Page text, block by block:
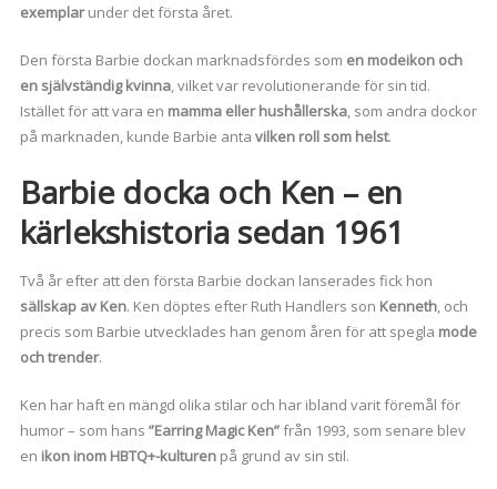
exemplarunder det första året.
Den första Barbie dockan marknadsfördes som en modeikon och
en självständig kvinna, vilket var revolutionerande för sin tid.
Istället för att vara en mamma eller hushållerska, som andra dockor
på marknaden, kunde Barbie anta vilken roll som helst.
Barbie docka och Ken – en
kärlekshistoria sedan 1961
Två år efter att den första Barbie dockan lanserades fick hon
sällskap av Ken. Ken döptes efter Ruth Handlers son Kenneth, och
precis som Barbie utvecklades han genom åren för att spegla mode
och trender.
Ken har haft en mängd olika stilar och har ibland varit föremål för
humor – som hans ”Earring Magic Ken”från 1993, som senare blev
en ikon inom HBTQ+-kulturenpå grund av sin stil.